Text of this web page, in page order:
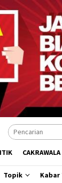
CAKRAWALA
Topik